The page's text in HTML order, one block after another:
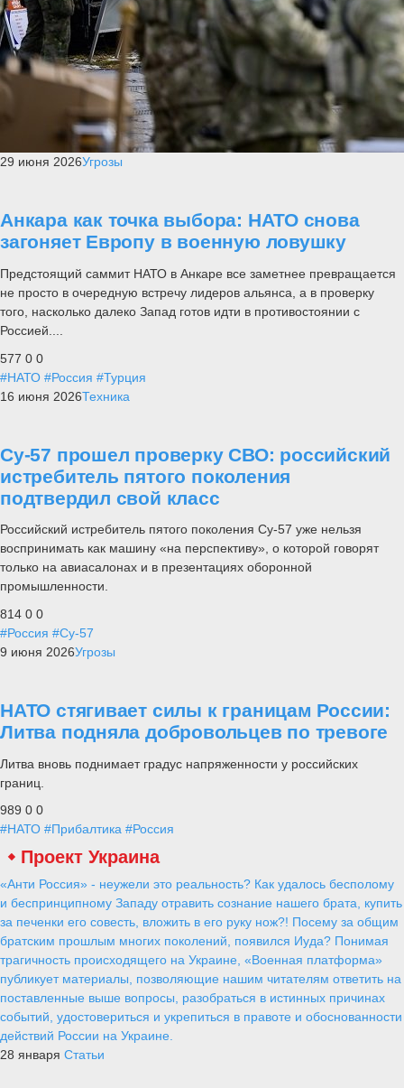
29 июня 2026Угрозы
Анкара как точка выбора: НАТО снова
загоняет Европу в военную ловушку
Предстоящий саммит НАТО в Анкаре все заметнее превращается
не просто в очередную встречу лидеров альянса, а в проверку
того, насколько далеко Запад готов идти в противостоянии с
Россией....
577 0 0
#НАТО #Россия #Турция
16 июня 2026Техника
Су-57 прошел проверку СВО: российский
истребитель пятого поколения
подтвердил свой класс
Российский истребитель пятого поколения Су-57 уже нельзя
воспринимать как машину «на перспективу», о которой говорят
только на авиасалонах и в презентациях оборонной
промышленности.
814 0 0
#Россия #Су-57
9 июня 2026Угрозы
НАТО стягивает силы к границам России:
Литва подняла добровольцев по тревоге
Литва вновь поднимает градус напряженности у российских
границ.
989 0 0
#НАТО #Прибалтика #Россия
Проект Украина
«Анти Россия» - неужели это реальность? Как удалось бесполому
и беспринципному Западу отравить сознание нашего брата, купить
за печенки его совесть, вложить в его руку нож?! Посему за общим
братским прошлым многих поколений, появился Иуда? Понимая
трагичность происходящего на Украине, «Военная платформа»
публикует материалы, позволяющие нашим читателям ответить на
поставленные выше вопросы, разобраться в истинных причинах
событий, удостовериться и укрепиться в правоте и обоснованности
действий России на Украине.
28 января Статьи